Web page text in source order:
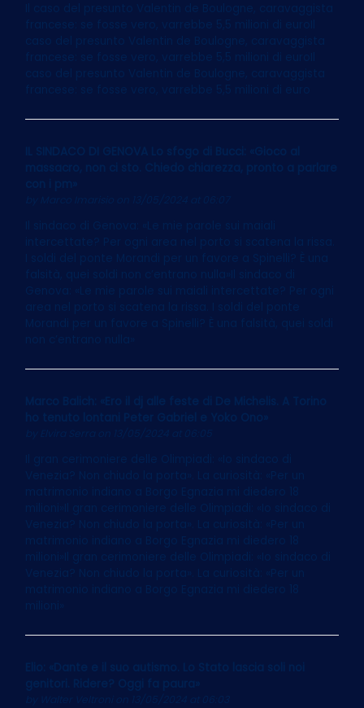
Il caso del presunto Valentin de Boulogne, caravaggista
francese: se fosse vero, varrebbe 5,5 milioni di euroIl
caso del presunto Valentin de Boulogne, caravaggista
francese: se fosse vero, varrebbe 5,5 milioni di euroIl
caso del presunto Valentin de Boulogne, caravaggista
francese: se fosse vero, varrebbe 5,5 milioni di euro
IL SINDACO DI GENOVA Lo sfogo di Bucci: «Gioco al
massacro, non ci sto. Chiedo chiarezza, pronto a parlare
con i pm»
Marco Imarisio on 13/05/2024 at 06:07
Il sindaco di Genova: «Le mie parole sui maiali
intercettate? Per ogni area nel porto si scatena la rissa.
I soldi del ponte Morandi per un favore a Spinelli? È una
falsità, quei soldi non c’entrano nulla»Il sindaco di
Genova: «Le mie parole sui maiali intercettate? Per ogni
area nel porto si scatena la rissa. I soldi del ponte
Morandi per un favore a Spinelli? È una falsità, quei soldi
non c’entrano nulla»
Marco Balich: «Ero il dj alle feste di De Michelis. A Torino
ho tenuto lontani Peter Gabriel e Yoko Ono»
on 13/05/2024 at 06:05
Il gran cerimoniere delle Olimpiadi: «Io sindaco di
Venezia? Non chiudo la porta». La curiosità: «Per un
matrimonio indiano a Borgo Egnazia mi diedero 18
milioni»Il gran cerimoniere delle Olimpiadi: «Io sindaco di
Venezia? Non chiudo la porta». La curiosità: «Per un
matrimonio indiano a Borgo Egnazia mi diedero 18
milioni»Il gran cerimoniere delle Olimpiadi: «Io sindaco di
Venezia? Non chiudo la porta». La curiosità: «Per un
matrimonio indiano a Borgo Egnazia mi diedero 18
Elio: «Dante e il suo autismo. Lo Stato lascia soli noi
genitori. Ridere? Oggi fa paura»
Walter Veltroni on 13/05/2024 at 06:03